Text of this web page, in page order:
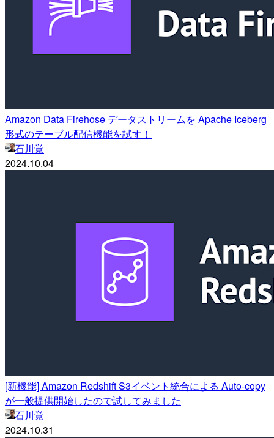
Amazon Data Firehose データストリームを Apache Iceberg
形式のテーブル配信機能を試す！
石川覚
2024.10.04
[新機能] Amazon Redshift S3イベント統合による Auto-copy
が一般提供開始したので試してみました
石川覚
2024.10.31